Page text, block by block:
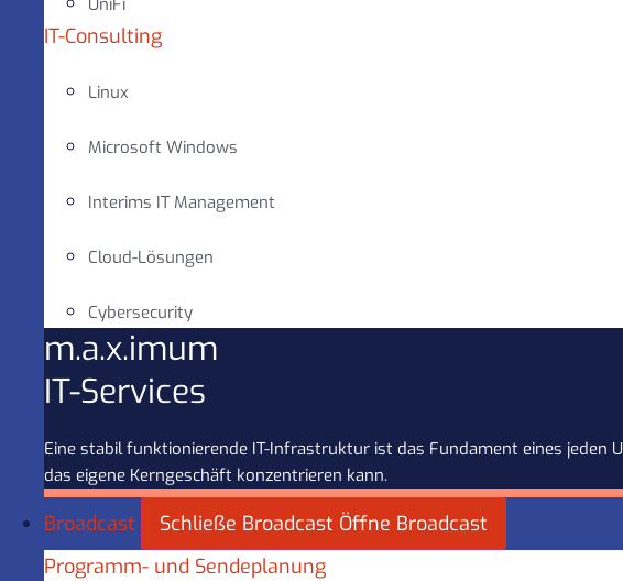
UniFi
IT-Consulting
Linux
Microsoft Windows
Interims IT Management
Cloud-Lösungen
Cybersecurity
m.a.x.imum
IT-Services
Eine stabil funktionierende IT-Infrastruktur ist das Fundament eines jeden
das eigene Kerngeschäft konzentrieren kann.
Broadcast Schließe Broadcast Öffne Broadcast
Programm- und Sendeplanung